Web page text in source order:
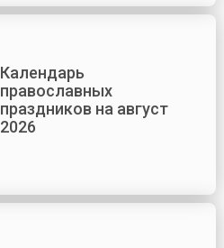
Календарь
православных
праздников на август
2026